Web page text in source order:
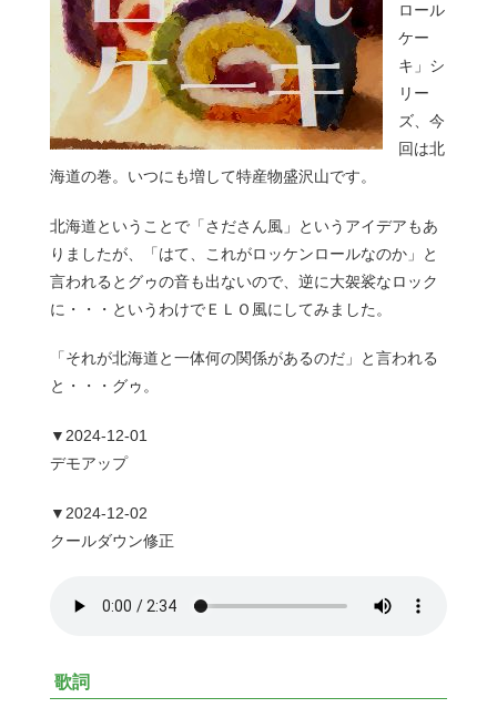
ロール
ケー
キ」シ
リー
ズ、今
回は北
海道の巻。いつにも増して特産物盛沢山です。
北海道ということで「さださん風」というアイデアもあ
りましたが、「はて、これがロッケンロールなのか」と
言われるとグゥの音も出ないので、逆に大袈裟なロック
に・・・というわけでＥＬＯ風にしてみました。
「それが北海道と一体何の関係があるのだ」と言われる
と・・・グゥ。
▼2024-12-01
デモアップ
▼2024-12-02
クールダウン修正
歌詞